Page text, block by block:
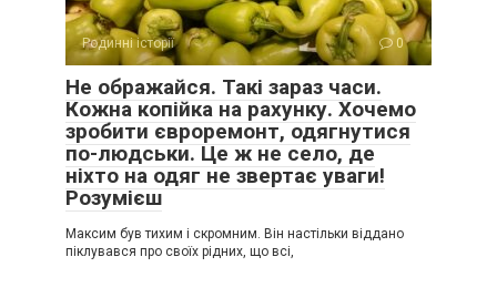
Родинні історії 0
Не ображайся. Такі зараз часи.
Кожна копійка на рахунку. Хочемо
зробити євроремонт, одягнутися
по-людськи. Це ж не село, де
ніхто на одяг не звертає уваги!
Розумієш
Максим був тихим і скромним. Він настільки віддано
піклувався про своїх рідних, що всі,